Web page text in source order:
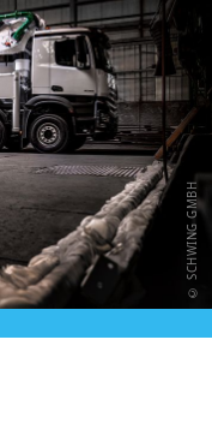
© SCHWING GMBH